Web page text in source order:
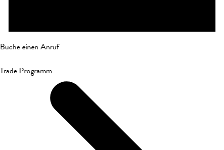
Buche einen Anruf
Trade Programm